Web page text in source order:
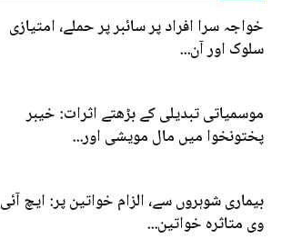
خواجہ سرا افراد پر سائبر پر حملے، امتیازی
سلوک اور آن...
موسمیاتی تبدیلی کے بڑھتے اثرات: خیبر
پختونخوا میں مال مویشی اور...
بیماری شوہروں سے، الزام خواتین پر: ایچ آئی
وی متاثرہ خواتین...